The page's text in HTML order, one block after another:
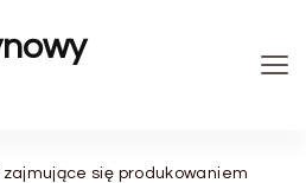
zajmujące się produkowaniem